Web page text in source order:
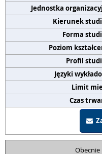
Jednostka
Kierunek
Forma
Poziom
Profil
Języki
Limit
Czas
Obecnie